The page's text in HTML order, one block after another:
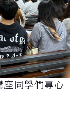
同學們專心